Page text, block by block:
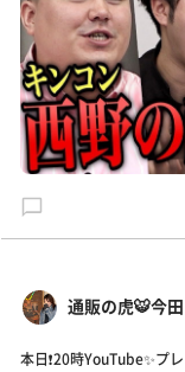
通販の虎🐯今田
本日❗️20時YouTube✨プ